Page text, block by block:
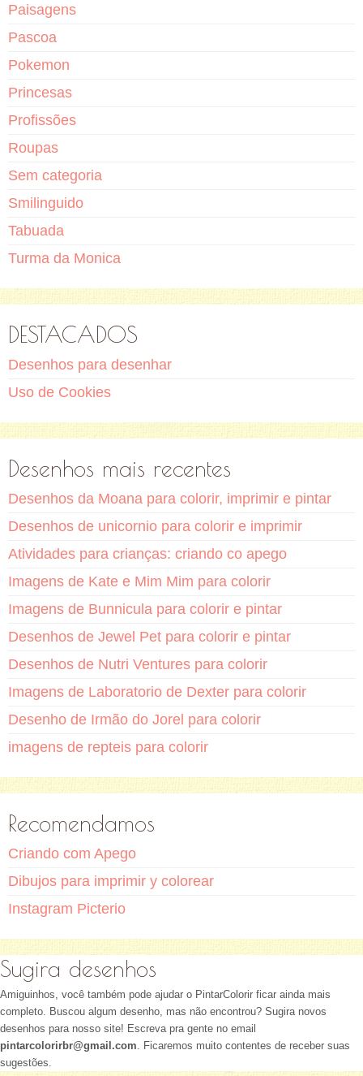
Paisagens
Pascoa
Pokemon
Princesas
Profissões
Roupas
Sem categoria
Smilinguido
Tabuada
Turma da Monica
DESTACADOS
Desenhos para desenhar
Uso de Cookies
Desenhos mais recentes
Desenhos da Moana para colorir, imprimir e pintar
Desenhos de unicornio para colorir e imprimir
Atividades para crianças: criando co apego
Imagens de Kate e Mim Mim para colorir
Imagens de Bunnicula para colorir e pintar
Desenhos de Jewel Pet para colorir e pintar
Desenhos de Nutri Ventures para colorir
Imagens de Laboratorio de Dexter para colorir
Desenho de Irmão do Jorel para colorir
imagens de repteis para colorir
Recomendamos
Criando com Apego
Dibujos para imprimir y colorear
Instagram Picterio
Sugira desenhos
Amiguinhos, você também pode ajudar o PintarColorir ficar ainda mais
completo. Buscou algum desenho, mas não encontrou? Sugira novos
desenhos para nosso site! Escreva pra gente no email
pintarcolorirbr@gmail.com . Ficaremos muito contentes de receber suas
sugestões.